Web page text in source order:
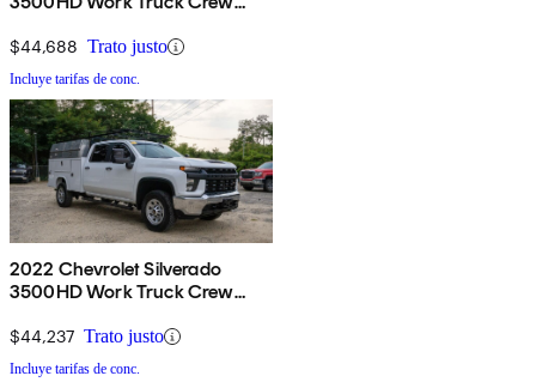
$44,688 Trato justo
Incluye tarifas de conc.
2022 Chevrolet Silverado
3500HD Work Truck Crew
$44,237 Trato justo
Incluye tarifas de conc.